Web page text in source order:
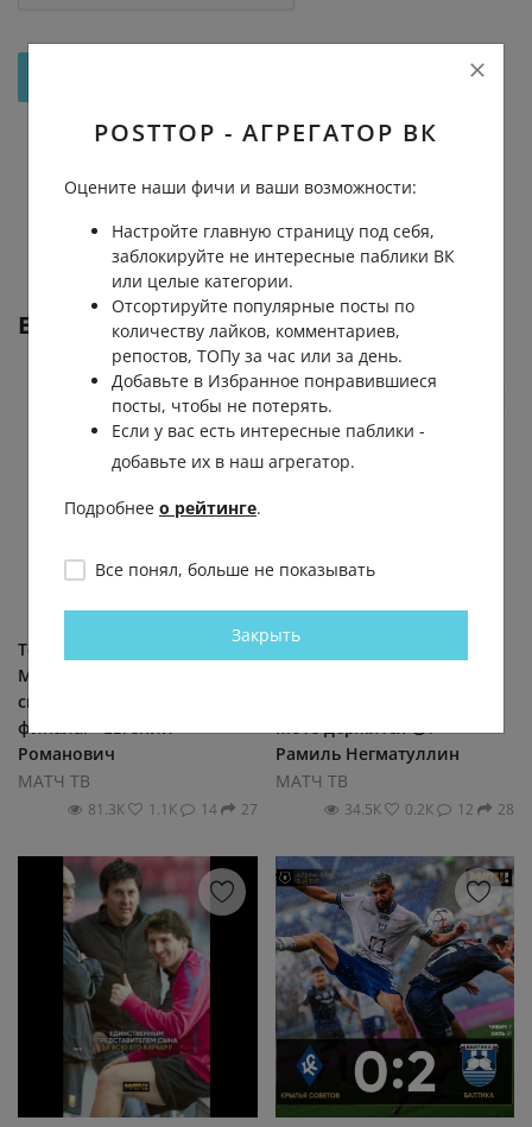
Еще от МАТЧ ТВ
Теперь все понимают как
Месси играл на ЧМ! Не все
смогут, даже дойти до
финала. - Евгений
Романович
МАТЧ ТВ
81.3К 1.1К 14 27
Кроме Моти , ещё кто
Рамиль Негматуллин
МАТЧ ТВ
34.5К 0.2К 12 28
POSTTOP - АГРЕГАТОР ВК
Оцените наши фичи и ваши возможности:
Настройте главную страницу под себя,
заблокируйте не интересные паблики ВК
или целые категории.
Отсортируйте популярные посты по
количеству лайков, комментариев,
репостов, ТОПу за час или за день.
Добавьте в Избранное понравившиеся
посты, чтобы не потерять.
Если у вас есть интересные паблики -
добавьте их в наш агрегатор.
Подробнее о рейтинге.
Все понял, больше не показывать
Закрыть